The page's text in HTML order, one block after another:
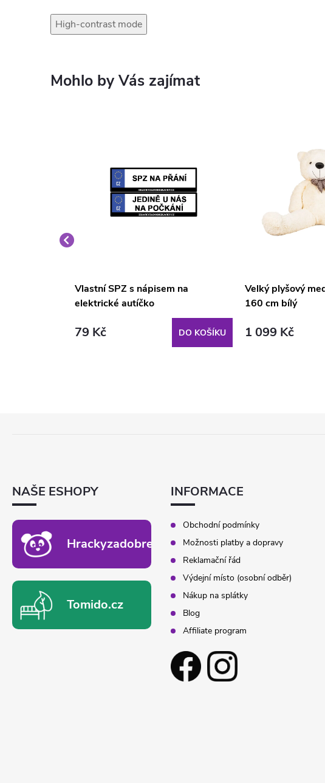
High-contrast mode
Vlastní SPZ s nápisem na
elektrické autíčko
79 Kč DO KOŠÍKU
Velký plyšový
160 cm bílý
1 099 Kč
NAŠE ESHOPY
Hrackyzadobrekacky.cz
Tomido.cz
INFORMACE
Obchodní podmínky
Možnosti platby a dopravy
Reklamační řád
Výdejní místo (osobní odběr)
Nákup na splátky
Blog
Affiliate program